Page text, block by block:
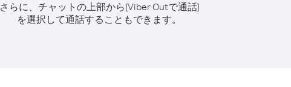
さらに、チャットの上部から[Viber Outで通話]
を選択して通話することもできます。